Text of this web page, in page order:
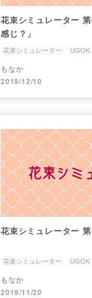
花束シミュレーター
感じ？」
花束シミュレーター UGOK
もなか
2019/12/10
花束シミュレーター
花束シミュレーター UGOK
もなか
2019/11/20